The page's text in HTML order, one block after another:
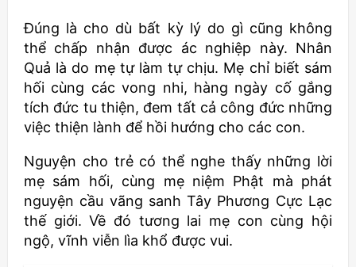
Đúng là cho dù bất kỳ lý do gì cũng không
thể chấp nhận được ác nghiệp này. Nhân
Quả là do mẹ tự làm tự chịu. Mẹ chỉ biết sám
hối cùng các vong nhi, hàng ngày cố gắng
tích đức tu thiện, đem tất cả công đức những
việc thiện lành để hồi hướng cho các con.
Nguyện cho trẻ có thể nghe thấy những lời
mẹ sám hối, cùng mẹ niệm Phật mà phát
nguyện cầu vãng sanh Tây Phương Cực Lạc
thế giới. Về đó tương lai mẹ con cùng hội
ngộ, vĩnh viễn lìa khổ được vui.